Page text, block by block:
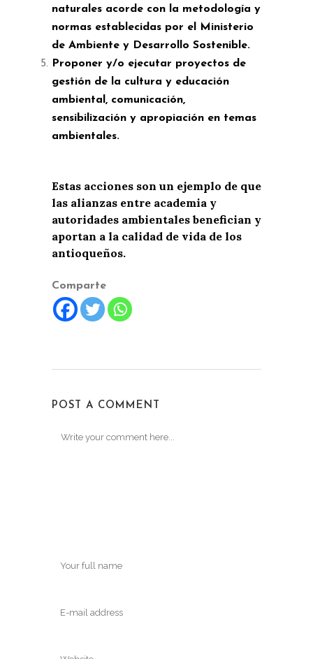
naturales acorde con la metodología y
normas establecidas por el Ministerio
de Ambiente y Desarrollo Sostenible.
Proponer y/o ejecutar proyectos de
gestión de la cultura y educación
ambiental, comunicación,
sensibilización y apropiación en temas
ambientales.
Estas acciones son un ejemplo de que
las alianzas entre academia y
autoridades ambientales benefician y
aportan a la calidad de vida de los
antioqueños.
Comparte
POST A COMMENT